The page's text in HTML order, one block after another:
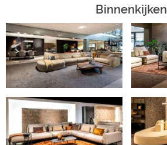
Binnenkijken